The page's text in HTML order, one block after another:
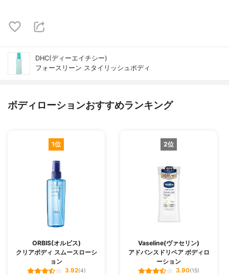
DHC(ディーエイチシー)
フォースリーン スタイリッシュボディ
ボディローションおすすめランキング
1位
ORBIS(オルビス)
クリアボディ スムースローシ
ョン
3.92(4)
2位
Vaseline(ヴァセリン)
アドバンスドリペア ボディロ
ーション
3.90(15)